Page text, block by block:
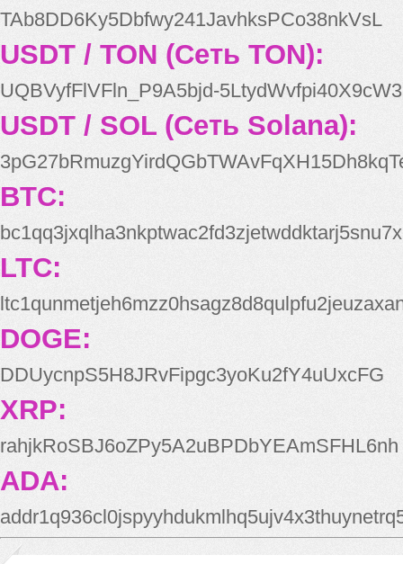
TAb8DD6Ky5Dbfwy241JavhksPCo38nkVsL
USDT / TON (Сеть TON):
UQBVyfFlVFln_P9A5bjd-
USDT / SOL (Сеть Solana):
BTC:
bc1qq3jxqlha3nkptwac2fd3zjetwddktarj5snu7x
LTC:
DOGE:
DDUycnpS5H8JRvFipgc3yoKu2fY4uUxcFG
XRP:
rahjkRoSBJ6oZPy5A2uBPDbYEAmSFHL6nh
ADA: